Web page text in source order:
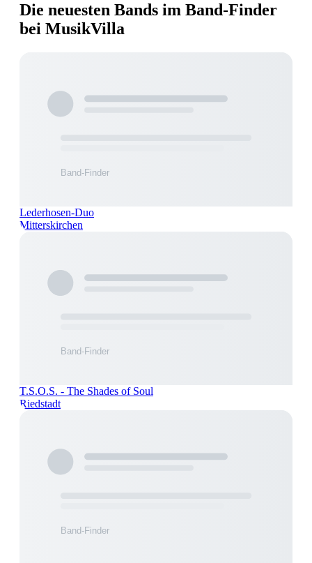
Die neuesten Bands im Band-Finder
bei MusikVilla
Lederhosen-Duo
Mitterskirchen
T.S.O.S. - The Shades of Soul
Riedstadt